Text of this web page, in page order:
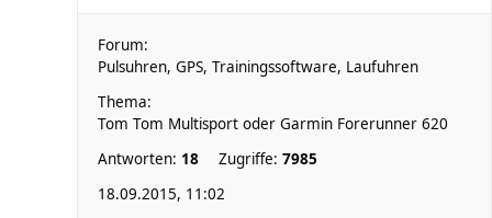
Forum:
Pulsuhren, GPS, Trainingssoftware, Laufuhren
Thema:
Tom Tom Multisport oder Garmin Forerunner 620
Antworten: 18 Zugriffe: 7985
18.09.2015, 11:02